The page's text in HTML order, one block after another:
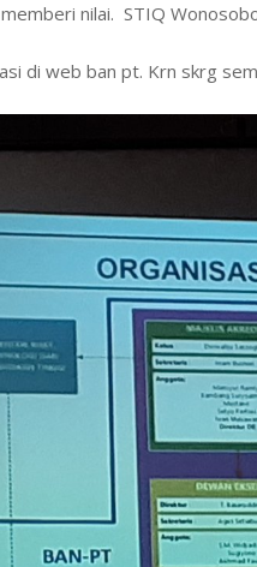
nilai. STIQ
di web ban pt. Krn skrg